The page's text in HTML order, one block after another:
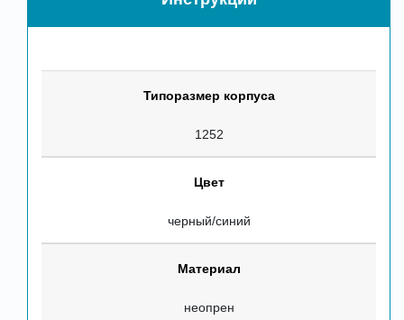
Типоразмер корпуса
1252
Цвет
черный/синий
Материал
неопрен